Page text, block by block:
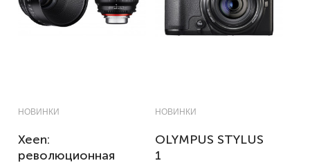
НОВИНКИ
Xeen:
революционная
НОВИНКИ
OLYMPUS STYLUS
1